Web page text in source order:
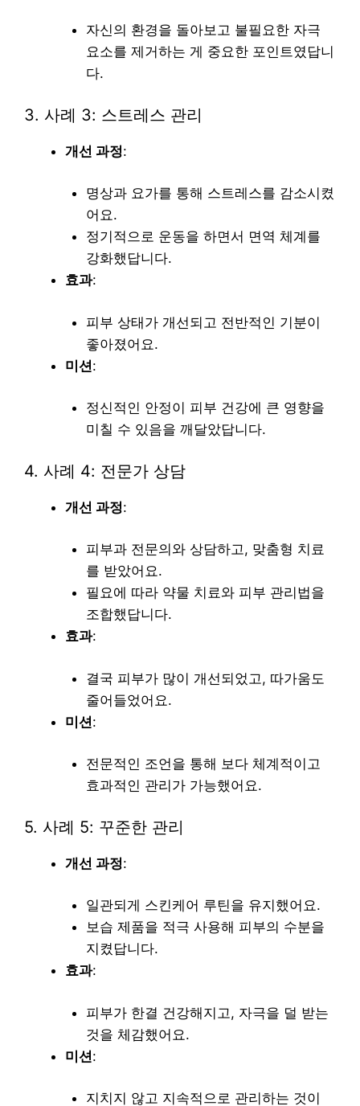
자신의 환경을 돌아보고 불필요한 자극
요소를 제거하는 게 중요한 포인트였답니
다.
3. 사례 3: 스트레스 관리
개선 과정:
명상과 요가를 통해 스트레스를 감소시켰
어요.
정기적으로 운동을 하면서 면역 체계를
강화했답니다.
효과:
피부 상태가 개선되고 전반적인 기분이
좋아졌어요.
미션:
정신적인 안정이 피부 건강에 큰 영향을
미칠 수 있음을 깨달았답니다.
4. 사례 4: 전문가 상담
개선 과정:
피부과 전문의와 상담하고, 맞춤형 치료
를 받았어요.
필요에 따라 약물 치료와 피부 관리법을
조합했답니다.
효과:
결국 피부가 많이 개선되었고, 따가움도
줄어들었어요.
미션:
전문적인 조언을 통해 보다 체계적이고
효과적인 관리가 가능했어요.
5. 사례 5: 꾸준한 관리
개선 과정:
일관되게 스킨케어 루틴을 유지했어요.
보습 제품을 적극 사용해 피부의 수분을
지켰답니다.
효과:
피부가 한결 건강해지고, 자극을 덜 받는
것을 체감했어요.
미션:
지치지 않고 지속적으로 관리하는 것이